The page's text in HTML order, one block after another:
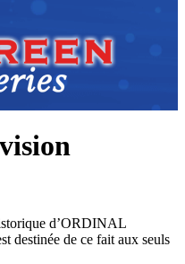
d’ORDINAL
destinée de ce fait aux seuls